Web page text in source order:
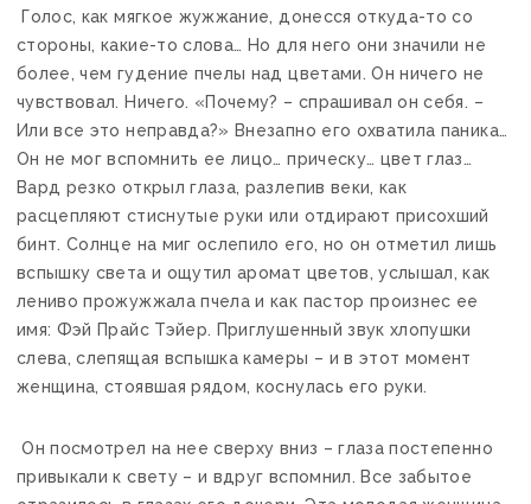
Голос, как мягкое жужжание, донесся откуда-то со
стороны, какие-то слова… Но для него они значили не
более, чем гудение пчелы над цветами. Он ничего не
чувствовал. Ничего. «Почему? – спрашивал он себя. –
Или все это неправда?» Внезапно его охватила паника…
Он не мог вспомнить ее лицо… прическу… цвет глаз…
Вард резко открыл глаза, разлепив веки, как
расцепляют стиснутые руки или отдирают присохший
бинт. Солнце на миг ослепило его, но он отметил лишь
вспышку света и ощутил аромат цветов, услышал, как
лениво прожужжала пчела и как пастор произнес ее
имя: Фэй Прайс Тэйер. Приглушенный звук хлопушки
слева, слепящая вспышка камеры – и в этот момент
женщина, стоявшая рядом, коснулась его руки.
Он посмотрел на нее сверху вниз – глаза постепенно
привыкали к свету – и вдруг вспомнил. Все забытое